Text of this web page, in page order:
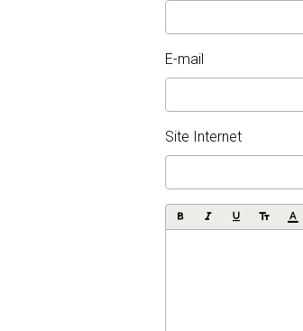
E-mail
Site Internet